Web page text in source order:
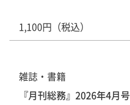
1,100円（税込）
雑誌・書籍
『月刊総務』2026年4月号